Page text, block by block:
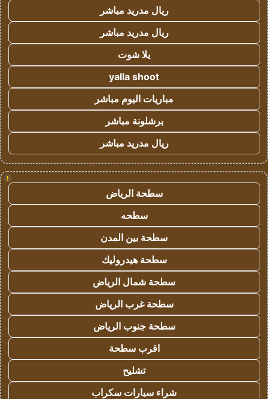
ريال مدريد مباشر
ريال مدريد مباشر
يلا شوت
yalla shoot
مباريات اليوم مباشر
برشلونة مباشر
ريال مدريد مباشر
!
سطحة الرياض
سطحه
سطحة بين المدن
سطحة هيدروليك
سطحة شمال الرياض
سطحة غرب الرياض
سطحة جنوب الرياض
اقرب سطحة
تشليح
شراء سيارات سكراب